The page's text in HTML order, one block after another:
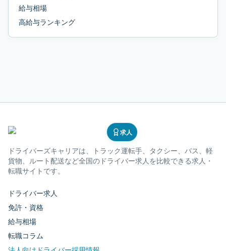
給与相場
高給与ランキング
求人
ドライバーズキャリアは、トラック運転手、タクシー、バス、軽
貨物、ルート配送など全国のドライバー求人を比較できる求人・
転職サイトです。
ドライバー求人
免許・資格
給与相場
転職コラム